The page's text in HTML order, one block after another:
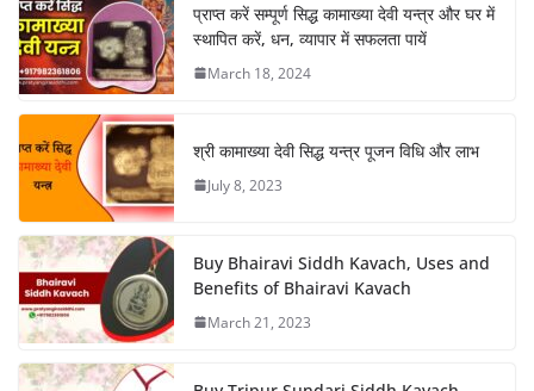
प्राप्त करें सम्पूर्ण सिद्ध कामाख्या देवी यन्त्र और घर में
स्थापित करें, धन, व्यापार में सफलता पायें
March 18, 2024
श्री कामाख्या देवी सिद्ध यन्त्र पूजन विधि और लाभ
July 8, 2023
Buy Bhairavi Siddh Kavach, Uses and
Benefits of Bhairavi Kavach
March 21, 2023